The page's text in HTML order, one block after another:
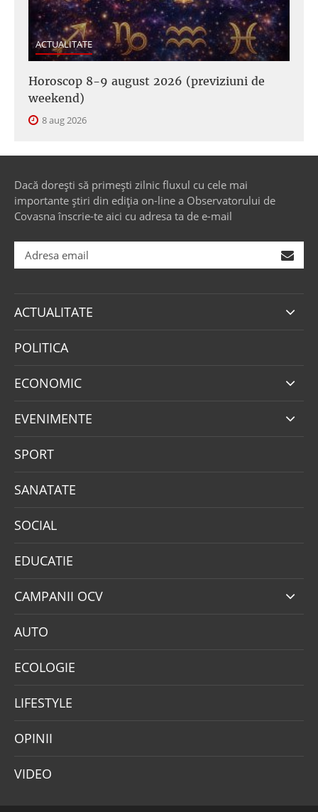
ACTUALITATE
Horoscop 8-9 august 2026 (previziuni de
weekend)
8 aug 2026
Dacă dorești să primești zilnic fluxul cu cele mai
importante știri din ediția on-line a Observatorului de
Covasna înscrie-te aici cu adresa ta de e-mail
ACTUALITATE
POLITICA
ECONOMIC
EVENIMENTE
SPORT
SANATATE
SOCIAL
EDUCATIE
CAMPANII OCV
AUTO
ECOLOGIE
LIFESTYLE
OPINII
VIDEO